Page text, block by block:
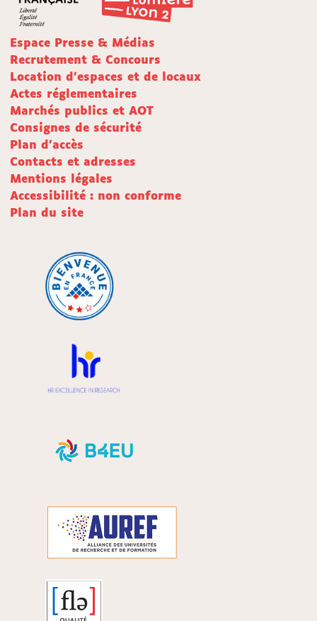
Espace Presse & Médias
Recrutement & Concours
Location d'espaces et de locaux
Actes réglementaires
Marchés publics et AOT
Consignes de sécurité
Plan d'accès
Contacts et adresses
Mentions légales
Accessibilité : non conforme
Plan du site